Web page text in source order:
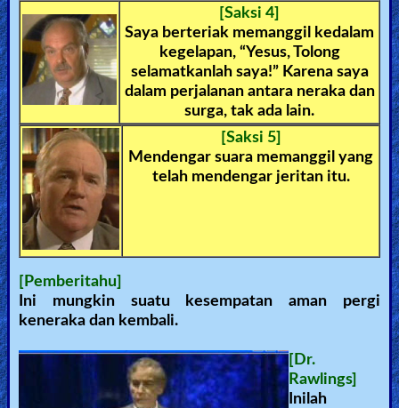
Hell
Prayer
Bible/Study
Jesus
Warfare
Revelations
[Saksi 4]
Saya berteriak memanggil kedalam
kegelapan, “Yesus, Tolong
selamatkanlah saya!” Karena saya
dalam perjalanan antara neraka dan
surga, tak ada lain.
[Saksi 5]
Mendengar suara memanggil yang
telah mendengar jeritan itu.
[Pemberitahu]
Ini mungkin suatu kesempatan aman pergi
keneraka dan kembali.
[Dr.
Rawlings]
Inilah